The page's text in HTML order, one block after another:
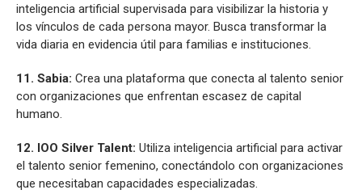
inteligencia artificial supervisada para visibilizar la historia y
los vínculos de cada persona mayor. Busca transformar la
vida diaria en evidencia útil para familias e instituciones.
11. Sabia: Crea una plataforma que conecta al talento senior
con organizaciones que enfrentan escasez de capital
humano.
12. IOO Silver Talent: Utiliza inteligencia artificial para activar
el talento senior femenino, conectándolo con organizaciones
que necesitaban capacidades especializadas.